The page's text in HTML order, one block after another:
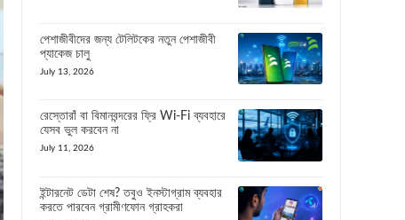
পেশাজীবীদের জন্য টেলিটকের নতুন পেশাজীবী
প্যাকেজ চালু
July 13, 2026
রেস্তোরাঁ বা বিমানবন্দরের ফ্রি Wi-Fi ব্যবহারে
যেসব ভুল করবেন না
July 11, 2026
ইন্টারনেট ডেটা শেষ? তবুও ইনস্টাগ্রাম ব্যবহার
করতে পারবেন গ্রামীণফোন গ্রাহকরা